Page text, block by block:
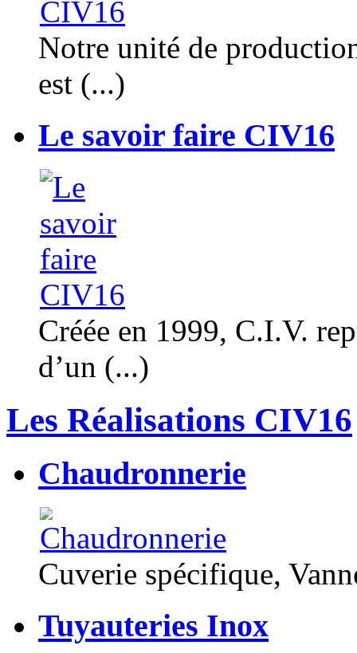
Notre unité de
est (...)
Le savoir faire CIV16
Créée en 1999, C.I.V.
d’un (...)
Les Réalisations CIV16
Chaudronnerie
Cuverie spécifique,
Tuyauteries Inox